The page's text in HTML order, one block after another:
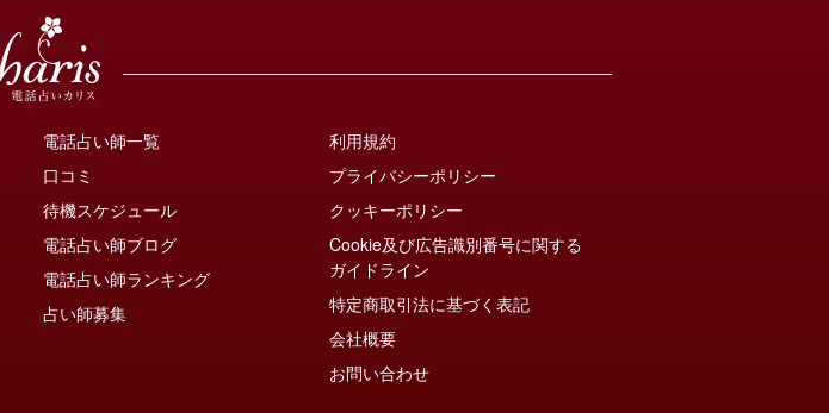
電話占い師一覧
口コミ
待機スケジュール
電話占い師ブログ
電話占い師ランキング
占い師募集
利用規約
プライバシーポリシー
クッキーポリシー
Cookie及び広告識別番号に関する
ガイドライン
特定商取引法に基づく表記
会社概要
お問い合わせ